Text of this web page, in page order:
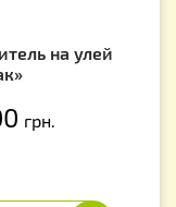
на улей
грн.